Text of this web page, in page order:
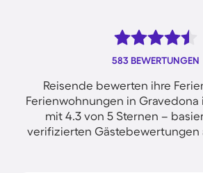
583 BEWERTUNGEN
Reisende bewerten ihre
Ferienwohnungen in
mit 4.3 von 5 Sternen –
verifizierten Gästebewertungen